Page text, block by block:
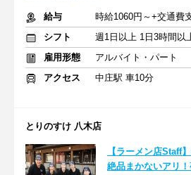
給与
時給1060円～+交通費
シフト
雇用形態
アルバイト・パート
アクセス
中庄駅 車10分
とりのすけ 八木店
【ラーメン店Staff
絶品まかないアリ